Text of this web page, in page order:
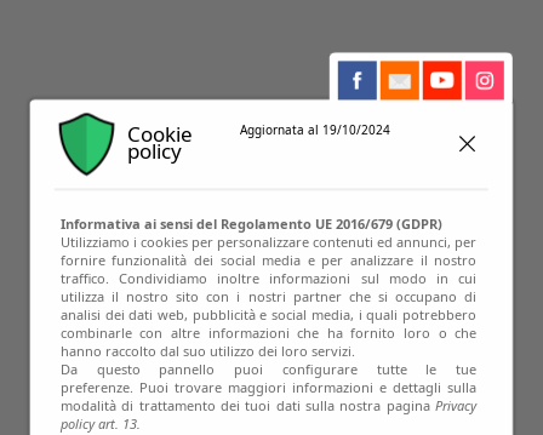
26
Apr
Cookie
policy
Aggiornata al 19/10/2024
Informativa ai sensi del Regolamento UE 2016/679 (GDPR)
Utilizziamo i cookies per personalizzare contenuti ed annunci, per
fornire funzionalità dei social media e per analizzare il nostro
traffico. Condividiamo inoltre informazioni sul modo in cui
utilizza il nostro sito con i nostri partner che si occupano di
analisi dei dati web, pubblicità e social media, i quali potrebbero
combinarle con altre informazioni che ha fornito loro o che
hanno raccolto dal suo utilizzo dei loro servizi.
Da questo pannello puoi configurare tutte le tue
preferenze. Puoi trovare maggiori informazioni e dettagli sulla
modalità di trattamento dei tuoi dati sulla nostra paginaPrivacy
policy art. 13.